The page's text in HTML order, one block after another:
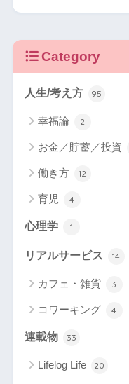
Category
人生/考え方 95
幸福論 2
お金／貯蓄／投資
働き方 12
育児 4
心理学 1
リアルサービス 14
カフェ・雑貨 3
コワーキング 4
連載物 33
Lifelog Life 20